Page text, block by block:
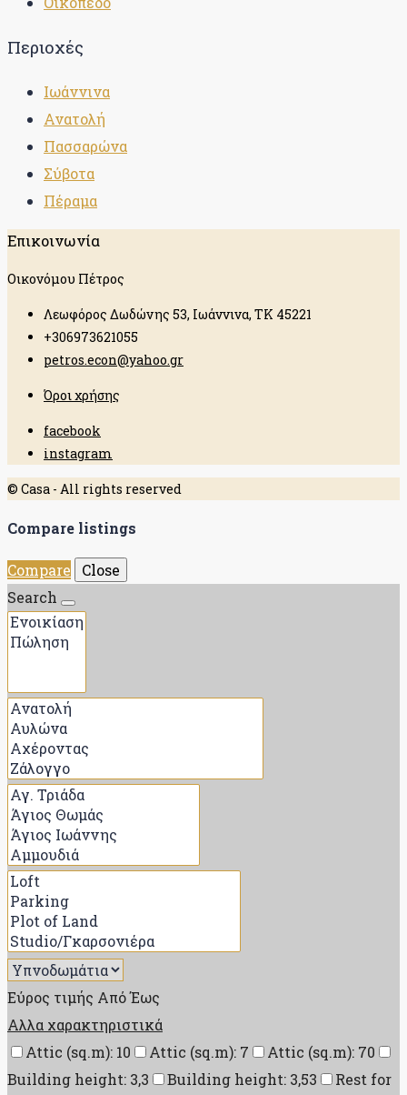
Περιοχές
Ιωάννινα
Ανατολή
Πασσαρώνα
Σύβοτα
Πέραμα
Επικοινωνία
Οικονόμου Πέτρος
Λεωφόρος Δωδώνης 53, Ιωάννινα, ΤΚ 45221
+306973621055
petros.econ@yahoo.gr
Όροι χρήσης
facebook
instagram
© Casa - All rights reserved
Compare listings
Compare
Close
Search
Εύρος τιμής ΑπόΈως
Αλλα χαρακτηριστικά
Attic (sq.m): 10
Attic (sq.m): 7
Attic (sq.m): 70
Building height: 3,3
Building height: 3,53
Rest for